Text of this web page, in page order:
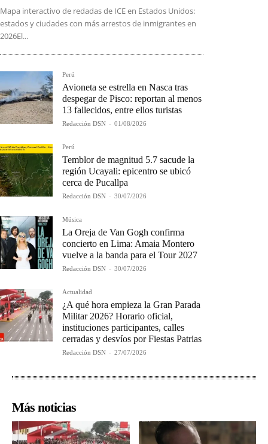
Mapa interactivo de redadas de ICE en Estados Unidos:
estados y ciudades con más arrestos de inmigrantes en
2026El...
Perú
Avioneta se estrella en Nasca tras
despegar de Pisco: reportan al menos
13 fallecidos, entre ellos turistas
Redacción DSN - 01/08/2026
Perú
Temblor de magnitud 5.7 sacude la
región Ucayali: epicentro se ubicó
cerca de Pucallpa
Redacción DSN - 30/07/2026
Música
La Oreja de Van Gogh confirma
concierto en Lima: Amaia Montero
vuelve a la banda para el Tour 2027
Redacción DSN - 30/07/2026
Actualidad
¿A qué hora empieza la Gran Parada
Militar 2026? Horario oficial,
instituciones participantes, calles
cerradas y desvíos por Fiestas Patrias
Redacción DSN - 27/07/2026
Más noticias